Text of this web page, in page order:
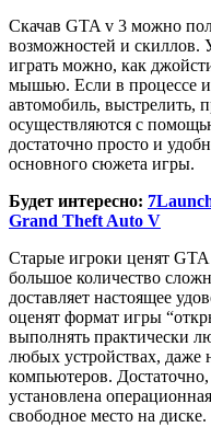
Скачав GTA v 3 можно
возможностей и скиллов.
играть можно, как
мышью. Если в процессе
автомобиль, выстрелить,
осуществляются с
достаточно просто и
основного сюжета игры.
Будет интересно:
Grand Theft Auto V
Старые игроки ценят GTA
большое количество
доставляет настоящее
оценят формат игры
выполнять практически
любых устройствах, даже
компьютеров.
установлена
свободное место на диске.